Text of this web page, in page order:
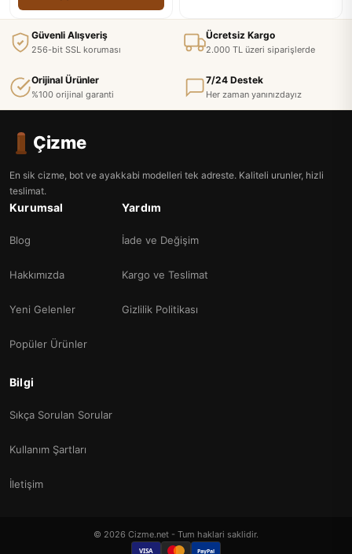
Güvenli Alışveriş
256-bit SSL koruması
Ücretsiz Kargo
2.000 TL üzeri siparişlerde
Orijinal Ürünler
%100 orijinal garanti
7/24 Destek
Her zaman yanınızdayız
Çizme
En sik cizme, bot ve ayakkabi modelleri tek adreste. Kaliteli urunler, hizli
teslimat.
Kurumsal
Blog
Hakkımızda
Yeni Gelenler
Popüler Ürünler
Yardım
İade ve Değişim
Kargo ve Teslimat
Gizlilik Politikası
Bilgi
Sıkça Sorulan Sorular
Kullanım Şartları
İletişim
© 2026 Cizme.net - Tum haklari saklidir.
VISA PayPal